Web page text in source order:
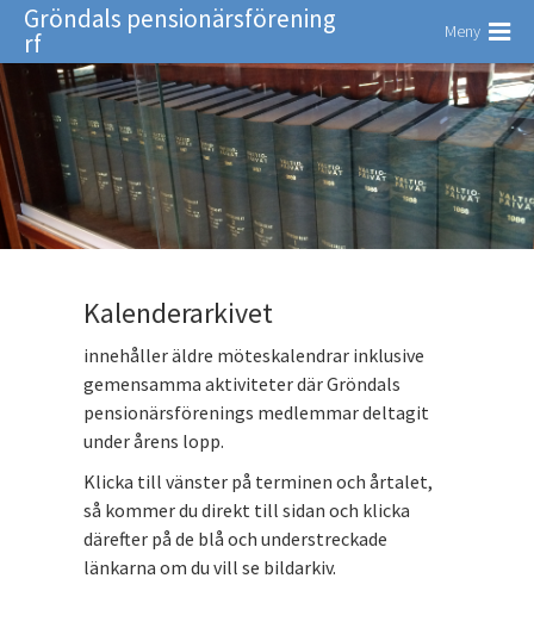
Gröndals pensionärsförening
rf Meny
Kalenderarkivet
innehåller äldre möteskalendrar inklusive
gemensamma aktiviteter där Gröndals
pensionärsförenings medlemmar deltagit
under årens lopp.
Klicka till vänster på terminen och årtalet,
så kommer du direkt till sidan och klicka
därefter på de blå och understreckade
länkarna om du vill se bildarkiv.